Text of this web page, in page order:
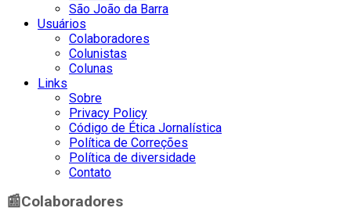
São João da Barra
Usuários
Colaboradores
Colunistas
Colunas
Links
Sobre
Privacy Policy
Código de Ética Jornalística
Política de Correções
Política de diversidade
Contato
📰Colaboradores